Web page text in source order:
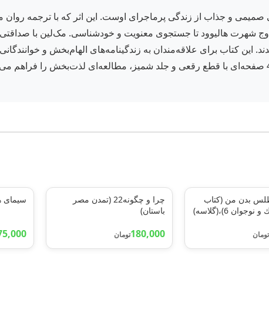
صمیمی و جذاب از زندگی پرماجرای اوست. این اثر که با ترجمه
شهرت هالیوود تا جستجوی معنویت و خودشناسی. مک‌لین با صداقتی
کتاب برای علاقه‌مندان به زندگینامه‌های الهام‌بخش و
عمیق‌تری از مسیر زندگی یک زن قدرتمند هستند، انتخابی بی‌نظیر است. نسخه 474 صفحه‌ای با قطع رقعی و جلد شمیز، مطالعه‌ای
بدن من (كتاب
6)،(گلاسه)
تومان
چرا و چگونه22 (تمدن مصر
باستان)
180,000تومان
سیمای